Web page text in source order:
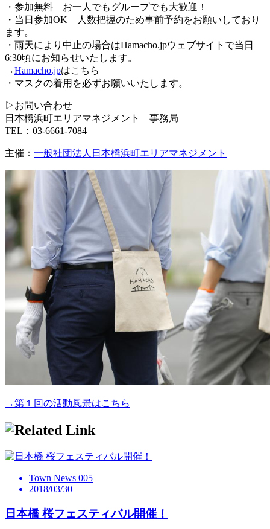
・参加無料 お一人でもグループでも大歓迎！
・当日参加OK 人数把握のため事前予約をお願いしており
ます。
・雨天により中止の場合はHamacho.jpウェブサイトで当日
6:30頃にお知らせいたします。
→Hamacho.jpはこちら
・マスクの着用を必ずお願いいたします。
▷お問い合わせ
日本橋浜町エリアマネジメント 事務局
TEL：03-6661-7084
主催： 一般社団法人日本橋浜町エリアマネジメント
→第１回の活動風景はこちら
Town News 005
2018/03/30
日本橋 桜フェスティバル開催！